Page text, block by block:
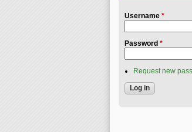
Username *
Password *
Request new